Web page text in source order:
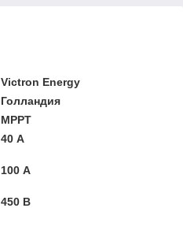
Victron Energy
Голландия
MPPT
40 А
100 А
450 В